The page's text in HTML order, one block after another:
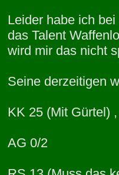
Leider habe ich
das Talent
wird mir das nicht
Seine derzeitigen
KK 25 (Mit Gürtel)
AG 0/2